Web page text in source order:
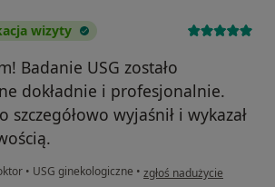
wizyty
Badanie USG zostało
dokładnie i profesjonalnie.
szczegółowo wyjaśnił i wykazał
• USG ginekologiczne • w opinii użytkownika P.G.
zgłoś nadużycie